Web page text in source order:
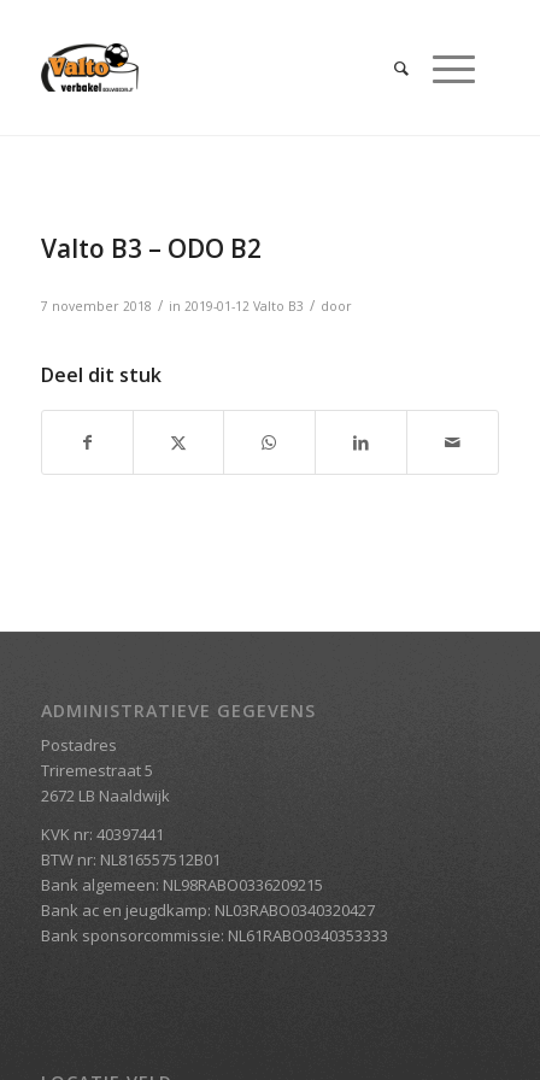
Valto B3 – ODO B2
7 november 2018 / in 2019-01-12 Valto B3 / door
Deel dit stuk
ADMINISTRATIEVE GEGEVENS
Postadres
Triremestraat 5
2672 LB Naaldwijk
KVK nr: 40397441
BTW nr: NL816557512B01
Bank algemeen: NL98RABO0336209215
Bank ac en jeugdkamp: NL03RABO0340320427
Bank sponsorcommissie: NL61RABO0340353333